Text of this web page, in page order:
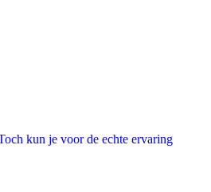
kun je voor de echte ervaring